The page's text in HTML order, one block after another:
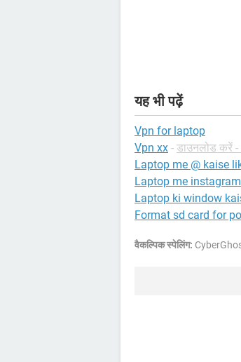
यह भी पढ़ें
Vpn for laptop
Vpn xx - डाउनलोड करें
Laptop me @ kaise
Laptop me
Laptop ki window
Format sd card for
वैकल्पिक स्पेलिंग: